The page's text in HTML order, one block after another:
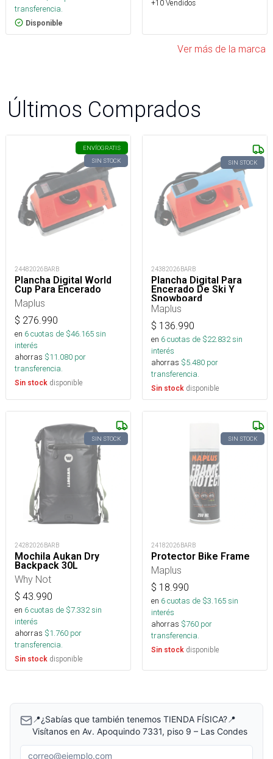
transferencia.
Disponible
+10 Vendidos
Ver más de la marca
Últimos Comprados
ENVÍOGRATIS
SIN STOCK
24482026BARB
Plancha Digital World
Cup Para Encerado
Maplus
$ 276.990
en 6cuotas de $46.165sin
interés
ahorras $11.080 por
transferencia.
Sin stock disponible
SIN STOCK
24382026BARB
Plancha Digital Para
Encerado De Ski Y
Snowboard
Maplus
$ 136.990
en 6cuotas de $22.832sin
interés
ahorras $5.480 por
transferencia.
Sin stock disponible
SIN STOCK
24282026BARB
Mochila Aukan Dry
Backpack 30L
Why Not
$ 43.990
en 6cuotas de $7.332sin
interés
ahorras $1.760 por
transferencia.
Sin stock disponible
SIN STOCK
24182026BARB
Protector Bike Frame
Maplus
$ 18.990
en 6cuotas de $3.165sin
interés
ahorras $760 por
transferencia.
Sin stock disponible
📍¿Sabías que también tenemos TIENDA FÍSICA?📍
Visítanos en Av. Apoquindo 7331, piso 9 – Las Condes
Correo electrónico